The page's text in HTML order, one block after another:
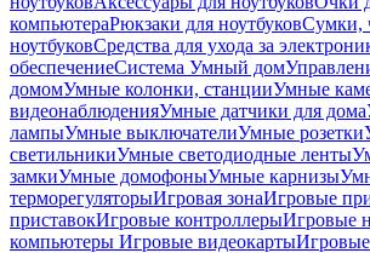
компьютераРюкзаки для ноутбуковСумки,
ноутбуковСредства для ухода за
обеспечениеСистема Умный дом
домомУмные колонки, станцииУмные
видеонаблюденияУмные датчики для дома
лампыУмные выключателиУмные розетки
светильникиУмные светодиодные ленты
замкиУмные домофоныУмные карнизы
терморегуляторыИгровая зонаИгровые
приставокИгровые контроллерыИгровые
компьютеры Игровые видеокарты